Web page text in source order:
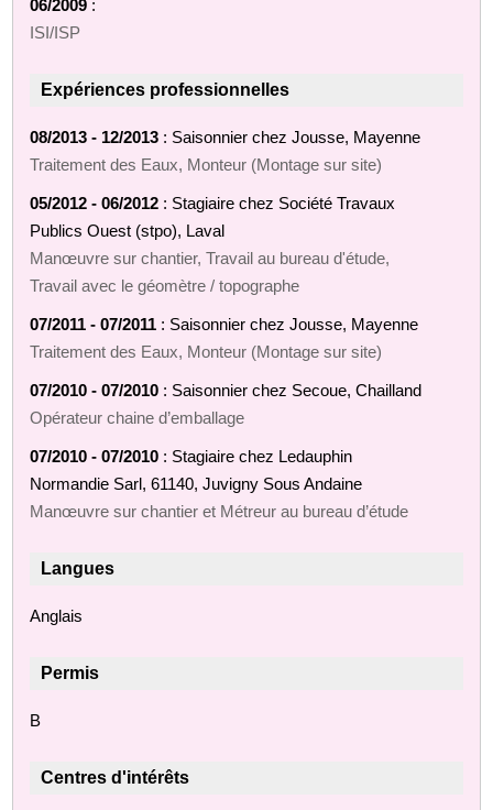
06/2009 :
ISI/ISP
Expériences professionnelles
08/2013 - 12/2013 : Saisonnier chez Jousse, Mayenne
Traitement des Eaux, Monteur (Montage sur site)
05/2012 - 06/2012 : Stagiaire chez Société Travaux
Publics Ouest (stpo), Laval
Manœuvre sur chantier, Travail au bureau d'étude,
Travail avec le géomètre / topographe
07/2011 - 07/2011 : Saisonnier chez Jousse, Mayenne
Traitement des Eaux, Monteur (Montage sur site)
07/2010 - 07/2010 : Saisonnier chez Secoue, Chailland
Opérateur chaine d’emballage
07/2010 - 07/2010 : Stagiaire chez Ledauphin
Normandie Sarl, 61140, Juvigny Sous Andaine
Manœuvre sur chantier et Métreur au bureau d’étude
Langues
Anglais
Permis
B
Centres d'intérêts